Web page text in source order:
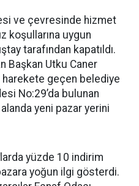
ve çevresinde hizmet
koşullarına uygun
tarafından kapatıldı.
Başkan Utku Caner
harekete geçen belediye
No:29’da bulunan
yeni pazar yerini
yüzde 10 indirim
yoğun ilgi gösterdi.